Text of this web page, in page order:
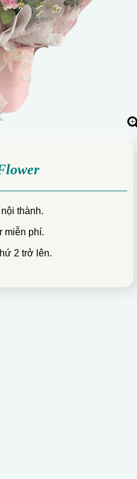
thành.
miễn phí.
2 trở lên.